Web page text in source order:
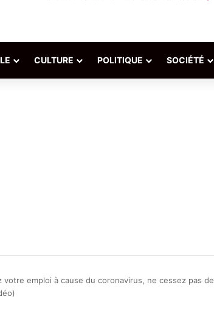
CULTURE POLITIQUE SOCIÉTÉ
votre emploi à cause du coronavirus, ne cessez pas de